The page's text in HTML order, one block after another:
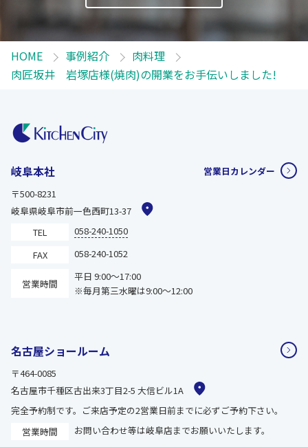
HOME 事例紹介
肉料理
肉匠坂井 岩塚店様(焼肉)の開業をお手伝いしました!
岐阜本社
〒500-8231
岐阜県岐阜市前一色西町13-37
TEL
058-240-1050
FAX
058-240-1052
営業時間
平日 9:00～17:00
※毎月第三水曜は9:00～12:00
営業日カレンダー
名古屋ショールーム
〒464-0085
名古屋市千種区古出来3丁目2-5 大信ビル1A
完全予約制です。ご来店予定の2営業日前までに必ずご予約下さい。
営業時間
お問い合わせ等は岐阜店までお願いいたします。